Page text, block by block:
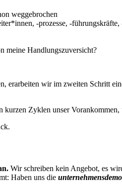
weggebrochen
-prozesse, -führungskräfte,
meine Handlungszuversicht?
erarbeiten wir im zweiten Schritt
Zyklen unser
Wir schreiben kein Angebot, es
Haben uns die